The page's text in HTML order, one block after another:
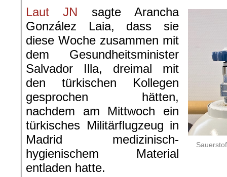
Laut JN sagte Arancha
González Laia, dass sie
diese Woche zusammen mit
dem Gesundheitsminister
Salvador Illa, dreimal mit
den türkischen Kollegen
gesprochen hätten,
nachdem am Mittwoch ein
türkisches Militärflugzeug in
Madrid medizinisch-
hygienischem Material
entladen hatte.